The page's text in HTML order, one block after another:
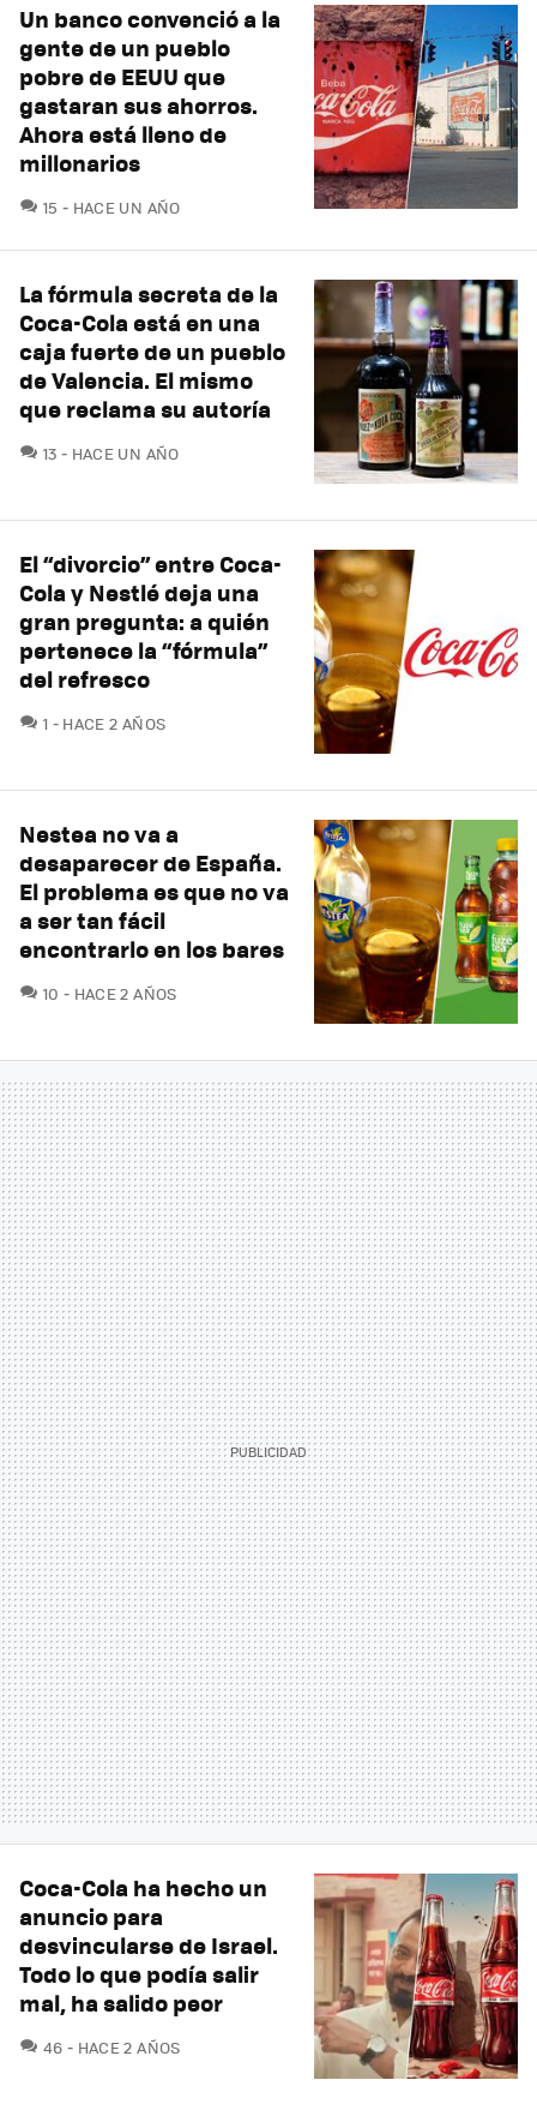
Un banco convenció a la
gente de un pueblo
pobre de EEUU que
gastaran sus ahorros.
Ahora está lleno de
millonarios
15 COMENTARIOS
HACE UN AÑO
La fórmula secreta de la
Coca-Cola está en una
caja fuerte de un pueblo
de Valencia. El mismo
que reclama su autoría
13 COMENTARIOS
HACE UN AÑO
El “divorcio” entre Coca-
Cola y Nestlé deja una
gran pregunta: a quién
pertenece la “fórmula”
del refresco
1 COMENTARIOS
HACE 2 AÑOS
Nestea no va a
desaparecer de España.
El problema es que no va
a ser tan fácil
encontrarlo en los bares
10 COMENTARIOS
HACE 2 AÑOS
Coca-Cola ha hecho un
anuncio para
desvincularse de Israel.
Todo lo que podía salir
mal, ha salido peor
46 COMENTARIOS
HACE 2 AÑOS